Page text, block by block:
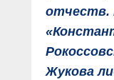
отчеств.
Жукова